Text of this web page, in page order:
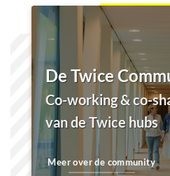
Block"3809"
De Twice
Co-working & co-
van de Twice hubs
Meer over de community